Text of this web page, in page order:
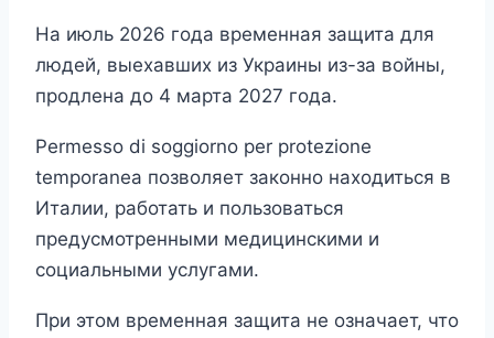
На июль 2026 года временная защита для
людей, выехавших из Украины из-за войны,
продлена до 4 марта 2027 года.
Permesso di soggiorno per protezione
temporanea позволяет законно находиться в
Италии, работать и пользоваться
предусмотренными медицинскими и
социальными услугами.
При этом временная защита не означает, что